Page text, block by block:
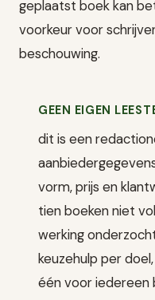
geplaatst boek kan
voorkeur voor
beschouwing.
GEEN EIGEN
dit is een
vorm, prijs en
tien boeken niet
werking
keuzehulp per
één voor iedereen